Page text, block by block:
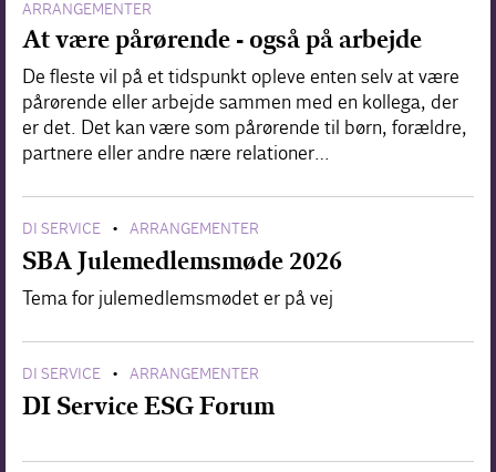
ARRANGEMENTER
At være pårørende - også på arbejde
De fleste vil på et tidspunkt opleve enten selv at være
pårørende eller arbejde sammen med en kollega, der
er det. Det kan være som pårørende til børn, forældre,
partnere eller andre nære relationer…
DI SERVICE • ARRANGEMENTER
SBA Julemedlemsmøde 2026
Tema for julemedlemsmødet er på vej
DI SERVICE • ARRANGEMENTER
DI Service ESG Forum